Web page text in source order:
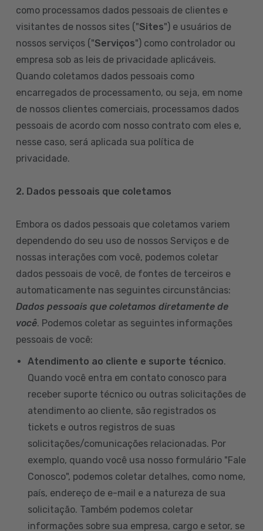
como processamos dados pessoais de clientes e
visitantes de nossos sites ("Sites") e usuários de
nossos serviços ("Serviços") como controlador ou
empresa sob as leis de privacidade aplicáveis.
Quando coletamos dados pessoais como
encarregados de processamento, ou seja, em nome
de nossos clientes comerciais, processamos dados
pessoais de acordo com nosso contrato com eles e,
nesse caso, será aplicada sua política de
privacidade.
2. Dados pessoais que coletamos
Embora os dados pessoais que coletamos variem
dependendo do seu uso de nossos Serviços e de
nossas interações com você, podemos coletar
dados pessoais de você, de fontes de terceiros e
automaticamente nas seguintes circunstâncias:
Dados pessoais que coletamos diretamente de
você. Podemos coletar as seguintes informações
pessoais de você:
Atendimento ao cliente e suporte técnico.
Quando você entra em contato conosco para
receber suporte técnico ou outras solicitações de
atendimento ao cliente, são registrados os
tickets e outros registros de suas
solicitações/comunicações relacionadas. Por
exemplo, quando você usa nosso formulário "Fale
Conosco", podemos coletar detalhes, como nome,
país, endereço de e-mail e a natureza de sua
solicitação. Também podemos coletar
informações sobre sua empresa, cargo e setor, se